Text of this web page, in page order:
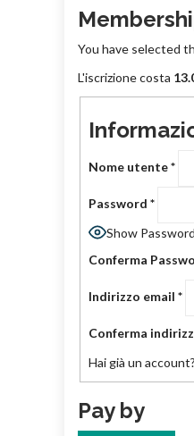
You have selected
L'iscrizione costa
Nome utente*
Password *
Show Password
Conferma
Indirizzo email *
Conferma
Hai già un account?
Pay by